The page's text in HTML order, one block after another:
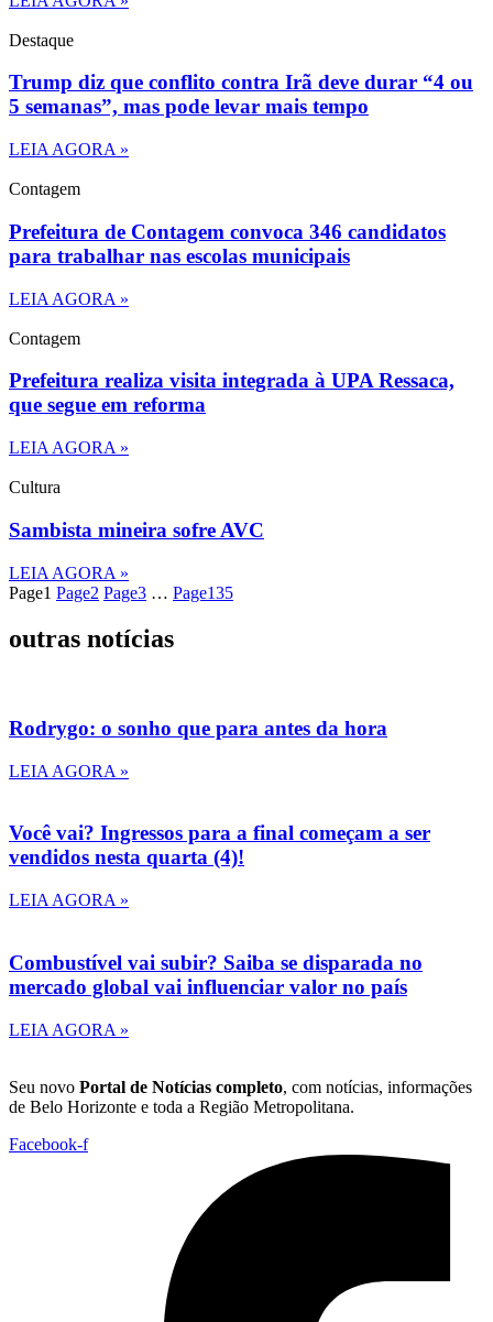
Destaque
Trump diz que conflito contra Irã deve durar “4 ou
5 semanas”, mas pode levar mais tempo
LEIA AGORA »
Contagem
Prefeitura de Contagem convoca 346 candidatos
para trabalhar nas escolas municipais
LEIA AGORA »
Contagem
Prefeitura realiza visita integrada à UPA Ressaca,
que segue em reforma
LEIA AGORA »
Cultura
Sambista mineira sofre AVC
LEIA AGORA »
Page1 Page2 Page3 … Page135
outras notícias
Rodrygo: o sonho que para antes da hora
LEIA AGORA »
Você vai? Ingressos para a final começam a ser
vendidos nesta quarta (4)!
LEIA AGORA »
Combustível vai subir? Saiba se disparada no
mercado global vai influenciar valor no país
LEIA AGORA »
Seu novo Portal de Notícias completo, com notícias, informações
de Belo Horizonte e toda a Região Metropolitana.
Facebook-f